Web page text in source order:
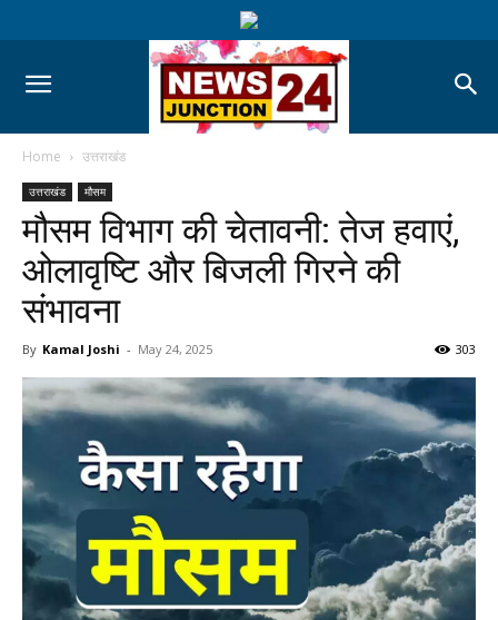
Home उत्तराखंड
उत्तराखंड मौसम
मौसम विभाग की चेतावनी: तेज हवाएं,
ओलावृष्टि और बिजली गिरने की
संभावना
By Kamal Joshi - May 24, 2025 303